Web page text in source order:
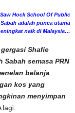
Hock School Of Public
adalah punca utama
naik di Malaysia…
Shafie
semasa PRN
belanja
kos yang
menyimpan
lagi.